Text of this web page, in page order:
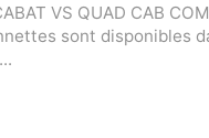
VS QUAD CAB
sont disponibles